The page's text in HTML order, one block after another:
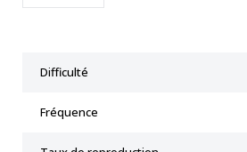
Difficulté
Fréquence